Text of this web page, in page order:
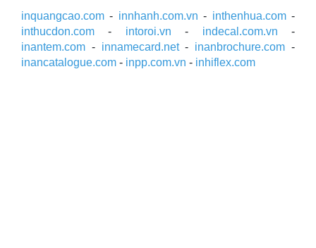
inquangcao.com - innhanh.com.vn - inthenhua.com-
inthucdon.com - intoroi.vn - indecal.com.vn -
inantem.com - innamecard.net- inanbrochure.com -
inancatalogue.com - inpp.com.vn - inhiflex.com